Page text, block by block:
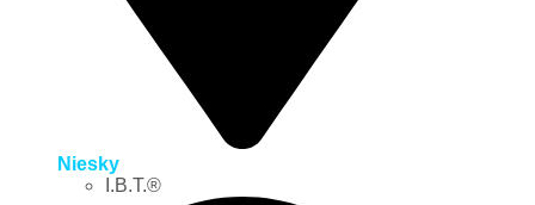
Niesky
I.B.T.®